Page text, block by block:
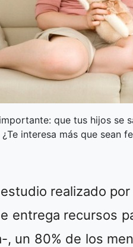
que tus hijos se
interesa más que sean
realizado
entrega recursos
, un 80% de los